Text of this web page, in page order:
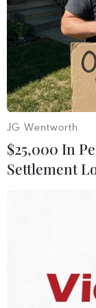
dân thành
kinh phí đầu
xây mới,
của công
sinh, phòng
những năm
Để đảm bảo
chống thiên
dân sinh, Sở
thôn Hà Nội
hiện đầy đủ
chữa hư
kênh,
phục vụ
JG Wentworth
$25,000 In
Settlement